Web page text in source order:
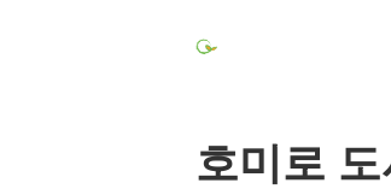
호미로